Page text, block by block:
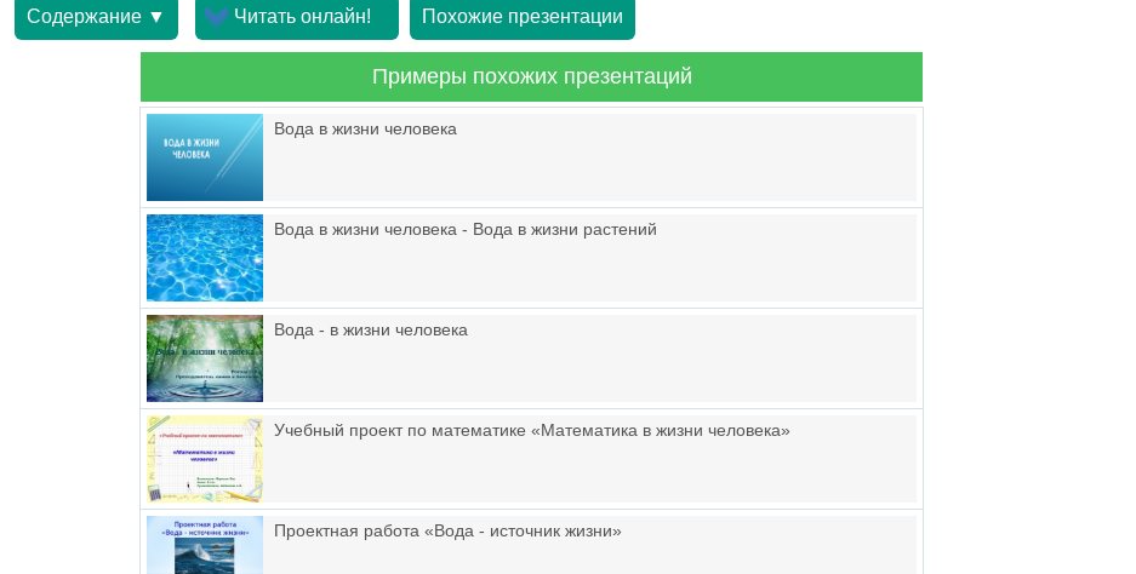
Содержание ▼ Читать онлайн! Похожие презентации
Примеры похожих презентаций
Вода в жизни человека
Вода в жизни человека - Вода в жизни растений
Вода - в жизни человека
Учебный проект по математике «Математика в жизни человека»
Проектная работа «Вода - источник жизни»